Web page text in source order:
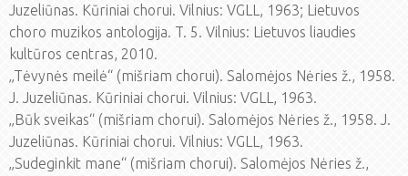
Juzeliūnas. Kūriniai chorui. Vilnius: VGLL, 1963; Lietuvos
choro muzikos antologija. T. 5. Vilnius: Lietuvos liaudies
kultūros centras, 2010.
„Tėvynės meilė“ (mišriam chorui). Salomėjos Nėries ž., 1958.
J. Juzeliūnas. Kūriniai chorui. Vilnius: VGLL, 1963.
„Būk sveikas“ (mišriam chorui). Salomėjos Nėries ž., 1958. J.
Juzeliūnas. Kūriniai chorui. Vilnius: VGLL, 1963.
„Sudeginkit mane“ (mišriam chorui). Salomėjos Nėries ž.,